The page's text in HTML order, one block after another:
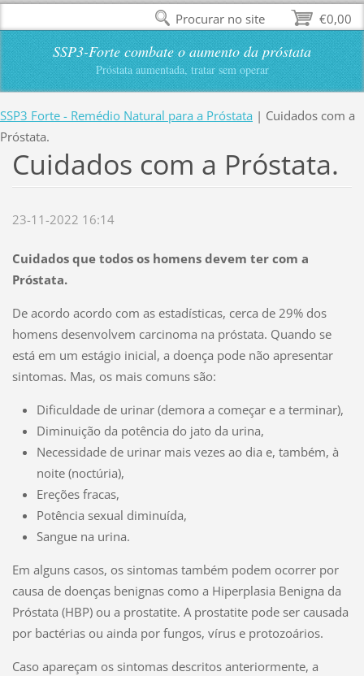
SSP3-Forte combate o aumento da próstata
Próstata aumentada, tratar sem operar
SSP3 Forte - Remédio Natural para a Próstata | Cuidados com a
Próstata.
Cuidados com a Próstata.
23-11-2022 16:14
Cuidados que todos os homens devem ter com a
Próstata.
De acordo acordo com as estadísticas, cerca de 29% dos
homens desenvolvem carcinoma na próstata. Quando se
está em um estágio inicial, a doença pode não apresentar
sintomas. Mas, os mais comuns são:
Dificuldade de urinar (demora a começar e a terminar),
Diminuição da potência do jato da urina,
Necessidade de urinar mais vezes ao dia e, também, à
noite (noctúria),
Ereções fracas,
Potência sexual diminuída,
Sangue na urina.
Em alguns casos, os sintomas também podem ocorrer por
causa de doenças benignas como a Hiperplasia Benigna da
Próstata (HBP) ou a prostatite. A prostatite pode ser causada
por bactérias ou ainda por fungos, vírus e protozoários.
Caso apareçam os sintomas descritos anteriormente, a
€0,00
Procurar no site